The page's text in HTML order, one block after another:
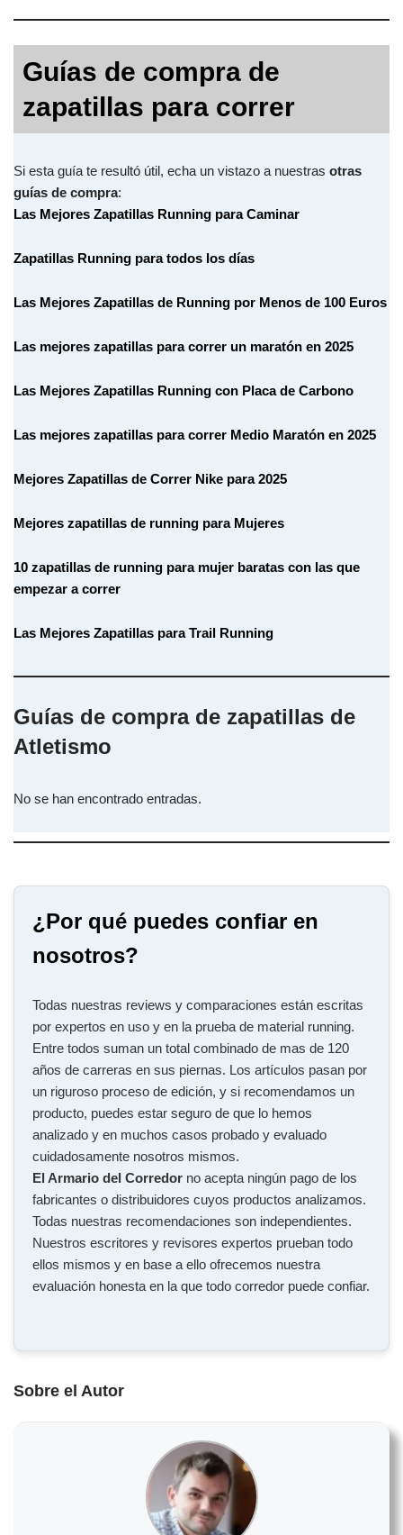
Guías de compra de
zapatillas para correr
Si esta guía te resultó útil, echa un vistazo a nuestras otras
guías de compra:
Las Mejores Zapatillas Running para Caminar
Zapatillas Running para todos los días
Las Mejores Zapatillas de Running por Menos de 100 Euros
Las mejores zapatillas para correr un maratón en 2025
Las Mejores Zapatillas Running con Placa de Carbono
Las mejores zapatillas para correr Medio Maratón en 2025
Mejores Zapatillas de Correr Nike para 2025
Mejores zapatillas de running para Mujeres
10 zapatillas de running para mujer baratas con las que
empezar a correr
Las Mejores Zapatillas para Trail Running
Guías de compra de zapatillas de
Atletismo
No se han encontrado entradas.
¿Por qué puedes confiar en
nosotros?
Todas nuestras reviews y comparaciones están escritas
por expertos en uso y en la prueba de material running.
Entre todos suman un total combinado de mas de 120
años de carreras en sus piernas. Los artículos pasan por
un riguroso proceso de edición, y si recomendamos un
producto, puedes estar seguro de que lo hemos
analizado y en muchos casos probado y evaluado
cuidadosamente nosotros mismos.
El Armario del Corredor no acepta ningún pago de los
fabricantes o distribuidores cuyos productos analizamos.
Todas nuestras recomendaciones son independientes.
Nuestros escritores y revisores expertos prueban todo
ellos mismos y en base a ello ofrecemos nuestra
evaluación honesta en la que todo corredor puede confiar.
Sobre el Autor